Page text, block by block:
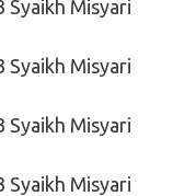
Syaikh Misyari
Syaikh Misyari
Syaikh Misyari
Syaikh Misyari